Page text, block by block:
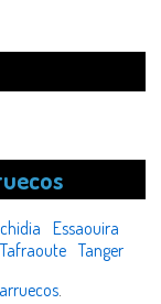
Essaouira
Tafraoute Tanger
.